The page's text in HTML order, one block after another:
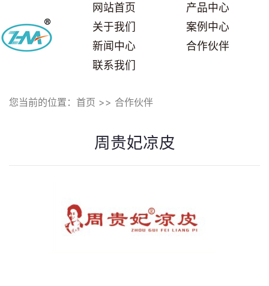
网站首页
产品中心
关于我们
案例中心
新闻中心
合作伙伴
联系我们
您当前的位置： 首页 >> 合作伙伴
周贵妃凉皮